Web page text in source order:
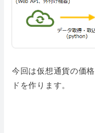
今回は仮想通貨の価
ドを作ります。